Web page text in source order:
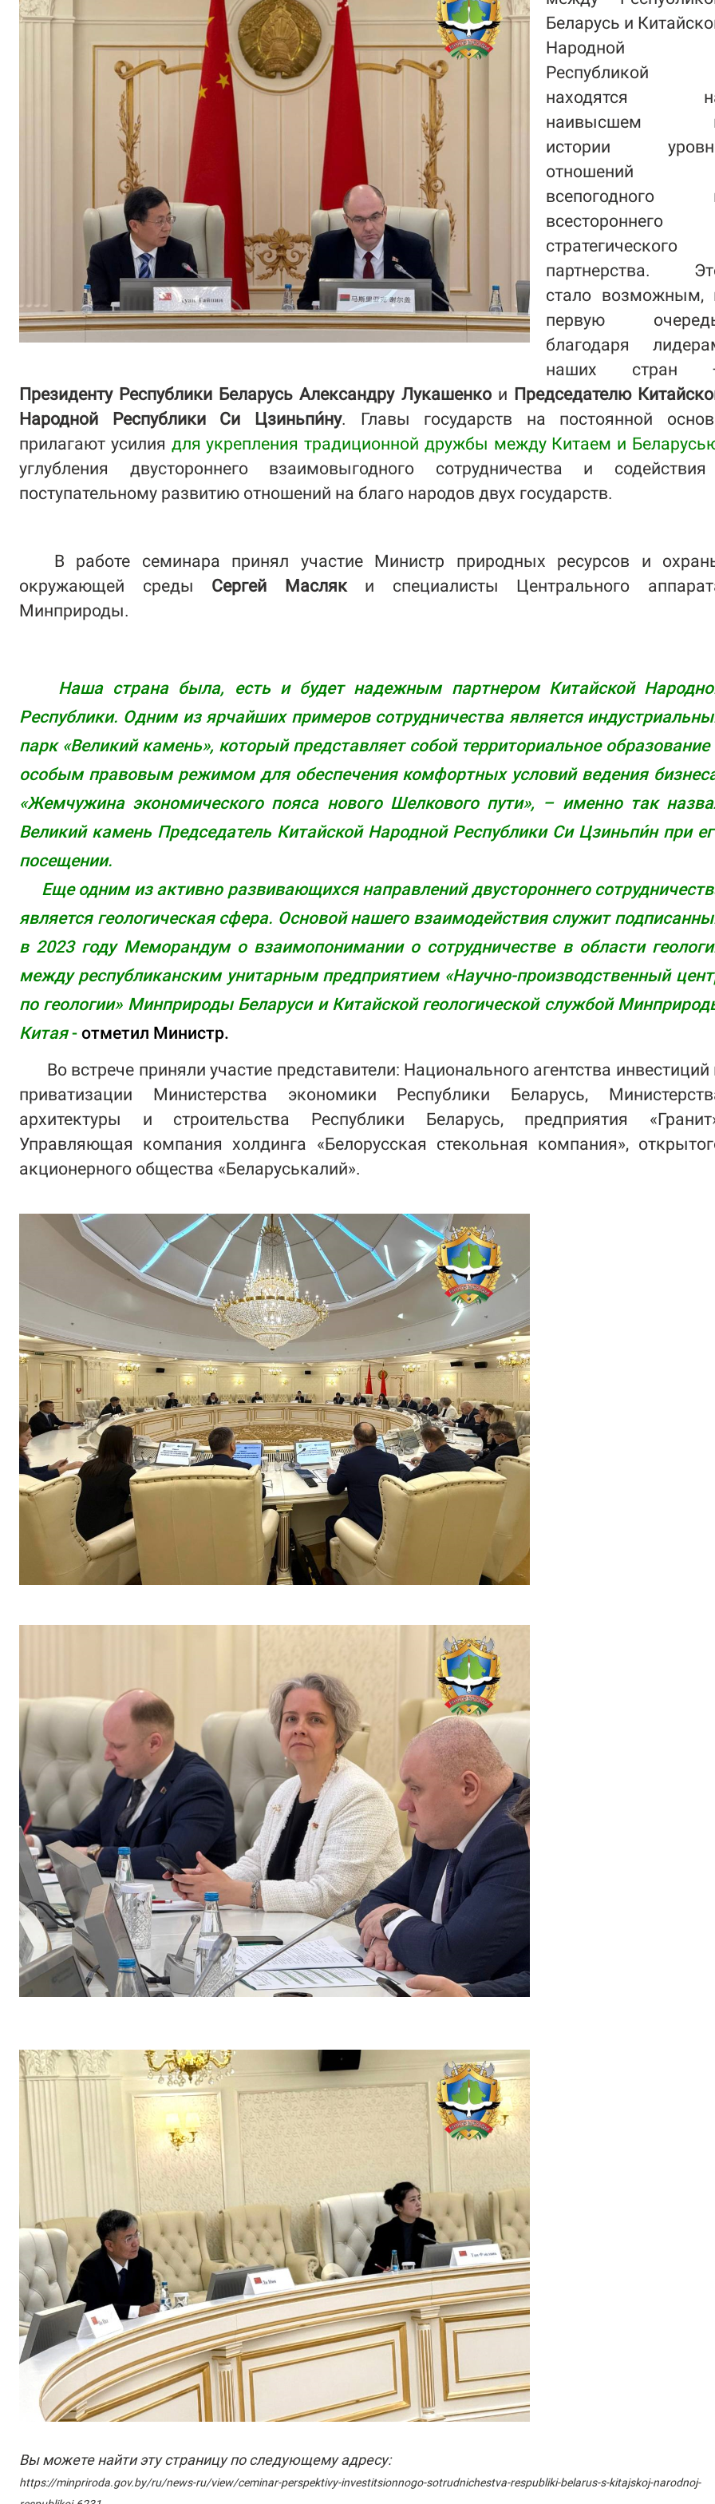
Беларусь и
Народной
Республикой
находятся
наивысшем
истории
отношений
всепогодного
всестороннего
стратегического
партнерства.
стало возможным,
первую
благодаря
наших стран
Президенту Республики Беларусь Александру Лукашенкои Председателю
Народной Республики Си Цзиньпи́ну. Главы государств на постоянной
прилагают усилия для укрепления традиционной дружбы между Китаем и
углубления двустороннего взаимовыгодного сотрудничества и содействия
поступательному развитию отношений на благо народов двух государств.
В работе семинара принял участие Министр природных ресурсов и
окружающей среды Сергей Масляки специалисты Центрального
Минприроды.
Наша страна была, есть и будет надежным партнером Китайской
Республики. Одним из ярчайших примеров сотрудничества является
парк «Великий камень», который представляет собой территориальное образование
особым правовым режимом для обеспечения комфортных условий ведения
«Жемчужина экономического пояса нового Шелкового пути», – именно так
Великий камень Председатель Китайской Народной Республики Си Цзиньпи́н при
посещении.
Еще одним из активно развивающихся направлений двустороннего
является геологическая сфера. Основой нашего взаимодействия служит
в 2023 году Меморандум о взаимопонимании о сотрудничестве в области
между республиканским унитарным предприятием «Научно-производственный
по геологии» Минприроды Беларуси и Китайской геологической службой
Китая- отметил Министр.
Во встрече приняли участие представители: Национального агентства инвестиций
приватизации Министерства экономики Республики Беларусь,
архитектуры и строительства Республики Беларусь, предприятия
Управляющая компания холдинга «Белорусская стекольная компания»,
акционерного общества «Беларуськалий».
Вы можете найти эту страницу по следующему адресу:
https://minpriroda.gov.by/ru/news-ru/view/ceminar-perspektivy-investitsionnogo-sotrudnichestva-respubliki-belarus-s-kitajskoj-narodnoj-